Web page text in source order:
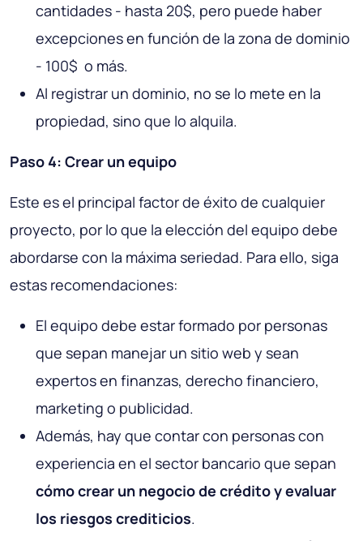
cantidades - hasta 20$, pero puede haber
excepciones en función de la zona de dominio
- 100$ o más.
Al registrar un dominio, no se lo mete en la
propiedad, sino que lo alquila.
Paso 4: Crear un equipo
Este es el principal factor de éxito de cualquier
proyecto, por lo que la elección del equipo debe
abordarse con la máxima seriedad. Para ello, siga
estas recomendaciones:
El equipo debe estar formado por personas
que sepan manejar un sitio web y sean
expertos en finanzas, derecho financiero,
marketing o publicidad.
Además, hay que contar con personas con
experiencia en el sector bancario que sepan
cómo crear un negocio de crédito y evaluar
los riesgos crediticios.